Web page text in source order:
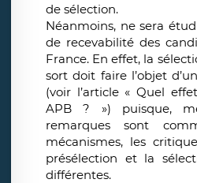
de sélection.
Néanmoins, ne sera
de recevabilité des
France. En effet, la
sort doit faire l’objet
(voir l’article « Quel
APB ? ») puisque,
remarques sont
mécanismes, les
présélection et la
différentes.